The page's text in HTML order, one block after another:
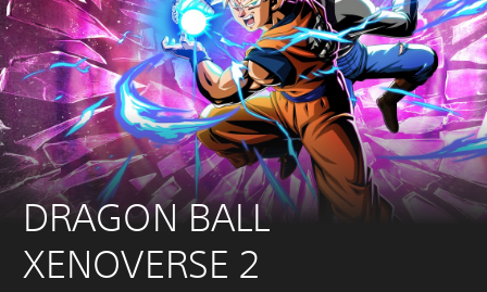
DRAGON BALL
XENOVERSE 2